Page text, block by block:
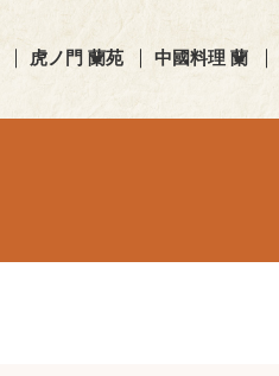
虎ノ門 蘭苑 中國料理 蘭